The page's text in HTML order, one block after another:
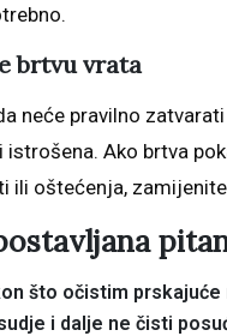
brtvu vrata
neće pravilno
istrošena. Ako brtva
ili oštećenja,
što očistim
i dalje ne čisti